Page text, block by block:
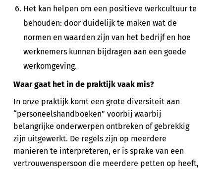
Het kan helpen om een positieve werkcultuur te
behouden: door duidelijk te maken wat de
normen en waarden zijn van het bedrijf en hoe
werknemers kunnen bijdragen aan een goede
werkomgeving.
Waar gaat het in de praktijk vaak mis?
In onze praktijk komt een grote diversiteit aan
“personeelshandboeken” voorbij waarbij
belangrijke onderwerpen ontbreken of gebrekkig
zijn uitgewerkt. De regels zijn op meerdere
manieren te interpreteren, er is sprake van een
vertrouwenspersoon die meerdere petten op heeft,